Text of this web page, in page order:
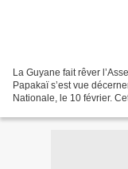
La Guyane fait rêver
Papakaï s’est vue
Nationale, le 10 février.